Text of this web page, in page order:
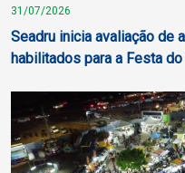
31/07/2026
Seadru inicia avaliação de
habilitados para a Festa